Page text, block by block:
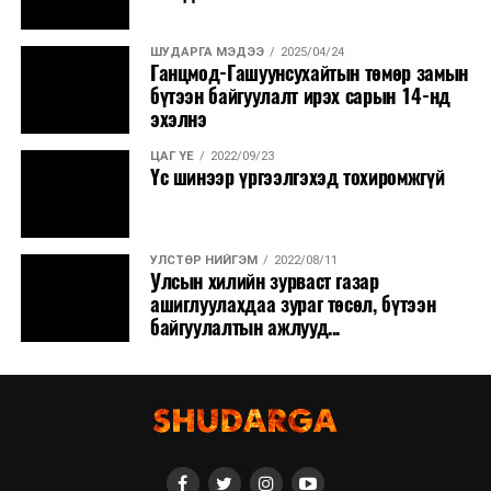
ШУДАРГА МЭДЭЭ 2025/04/24
Ганцмод-Гашуунсухайтын төмөр замын
бүтээн байгуулалт ирэх сарын 14-нд
эхэлнэ
ЦАГ ҮЕ 2022/09/23
Үс шинээр үргээлгэхэд тохиромжгүй
УЛСТӨР НИЙГЭМ 2022/08/11
Улсын хилийн зурваст газар
ашиглуулахдаа зураг төсөл, бүтээн
байгуулалтын ажлууд...